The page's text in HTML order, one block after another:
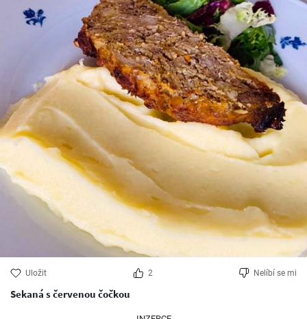
Uložit 2 Nelíbí se mi
Sekaná s červenou čočkou